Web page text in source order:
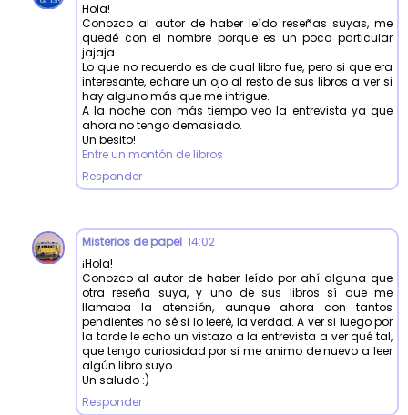
Hola!
Conozco al autor de haber leído reseñas suyas, me
quedé con el nombre porque es un poco particular
jajaja
Lo que no recuerdo es de cual libro fue, pero si que era
interesante, echare un ojo al resto de sus libros a ver si
hay alguno más que me intrigue.
A la noche con más tiempo veo la entrevista ya que
ahora no tengo demasiado.
Un besito!
Entre un montón de libros
Responder
Misterios de papel 14:02
¡Hola!
Conozco al autor de haber leído por ahí alguna que
otra reseña suya, y uno de sus libros sí que me
llamaba la atención, aunque ahora con tantos
pendientes no sé si lo leeré, la verdad. A ver si luego por
la tarde le echo un vistazo a la entrevista a ver qué tal,
que tengo curiosidad por si me animo de nuevo a leer
algún libro suyo.
Un saludo :)
Responder